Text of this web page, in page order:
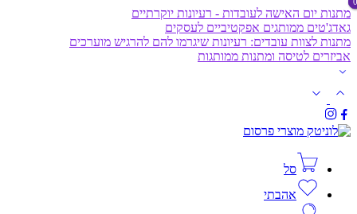
מתנות יום האישה לעובדות - רעיונות יוקרתיים
גאדג'טים ממותגים אפקטיביים לעסקים
מתנות לצוות עובדים: רעיונות שיגרמו להם להרגיש מוערכים
אביזרים לטיסה ומתנות ממותגות
סל
אהבתי